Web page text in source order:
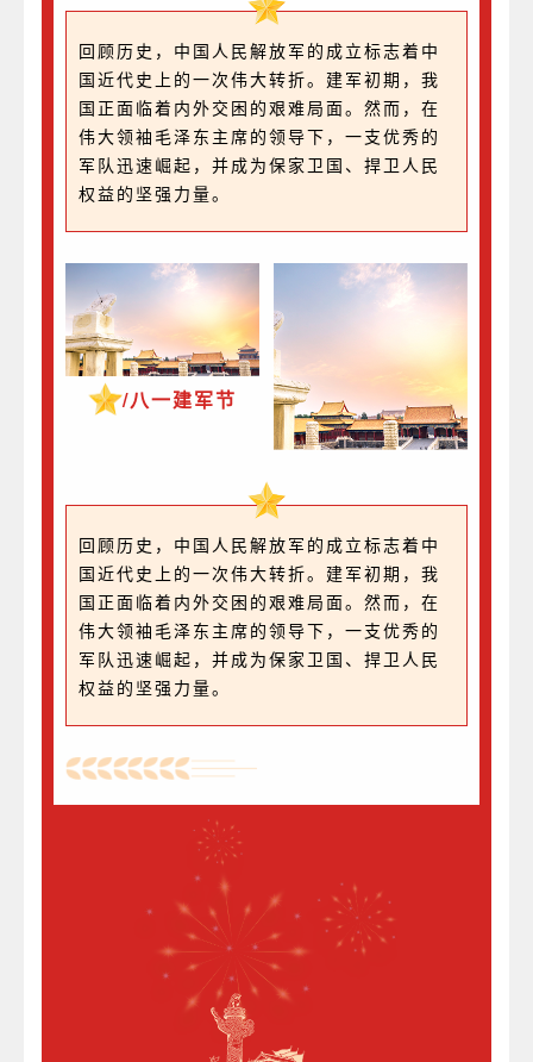
回顾历史，中国人民解放军的成立标志着中
国近代史上的一次伟大转折。建军初期，我
国正面临着内外交困的艰难局面。然而，在
伟大领袖毛泽东主席的领导下，一支优秀的
军队迅速崛起，并成为保家卫国、捍卫人民
权益的坚强力量。
/八一建军节
回顾历史，中国人民解放军的成立标志着中
国近代史上的一次伟大转折。建军初期，我
国正面临着内外交困的艰难局面。然而，在
伟大领袖毛泽东主席的领导下，一支优秀的
军队迅速崛起，并成为保家卫国、捍卫人民
权益的坚强力量。